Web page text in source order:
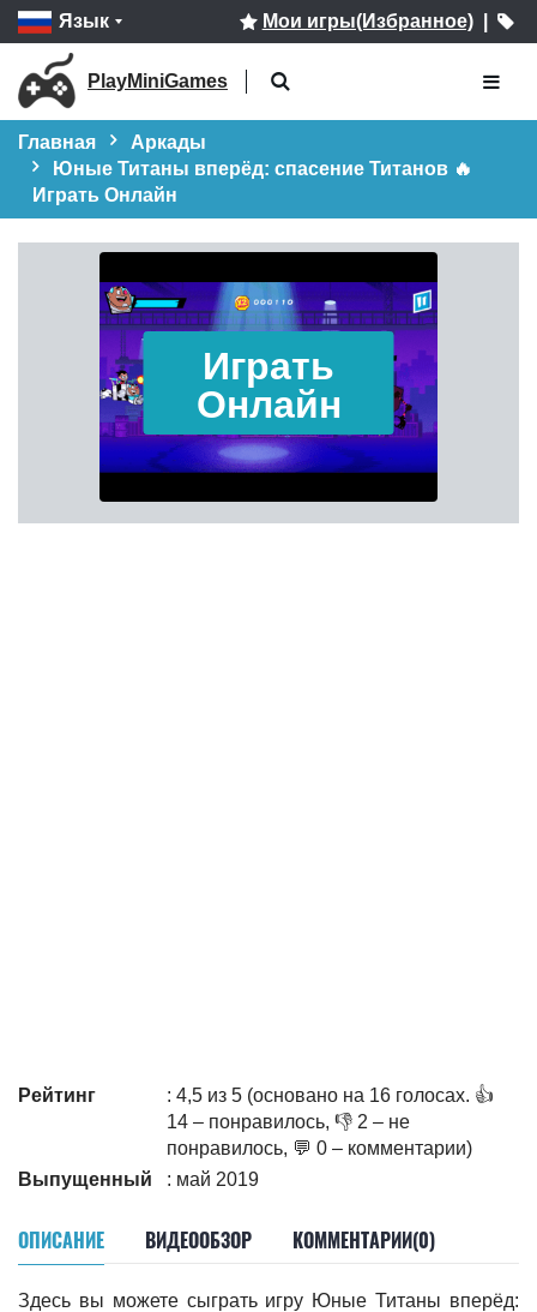
Язык Мои игры(Избранное)|
PlayMiniGames
Главная
Аркады
Юные Титаны вперёд: спасение Титанов 🔥
Играть Онлайн
Играть
Онлайн
Рейтинг
: 4,5 из 5 (основано на 16 голосах. 👍
14 – понравилось, 👎 2 – не
понравилось, 💬 0 – комментарии)
Выпущенный
: май 2019
ОПИСАНИЕ ВИДЕООБЗОР КОММЕНТАРИИ(0)
Здесь вы можете сыграть игру Юные Титаны вперёд: